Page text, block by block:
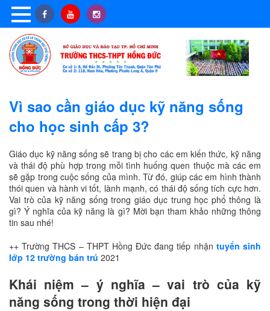
Vì sao cần giáo dục kỹ năng sống
cho học sinh cấp 3?
Giáo dục kỹ năng sống sẽ trang bị cho các em kiến thức, kỹ năng
và thái độ phù hợp trong mỗi tình huống quen thuộc mà các em
sẽ gặp trong cuộc sống của mình. Từ đó, giúp các em hình thành
thói quen và hành vi tốt, lành mạnh, có thái độ sống tích cực hơn.
Vai trò của kỹ năng sống trong giáo dục trung học phổ thông là
gì? Ý nghĩa của kỹ năng là gì? Mời bạn tham khảo những thông
tin sau nhé!
++ Trường THCS – THPT Hồng Đức đang tiếp nhận tuyển sinh
lớp 12 trường bán trú 2021
Khái niệm – ý nghĩa – vai trò của kỹ
năng sống trong thời hiện đại